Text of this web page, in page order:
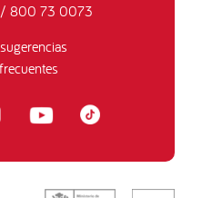
/ 800 73 0073